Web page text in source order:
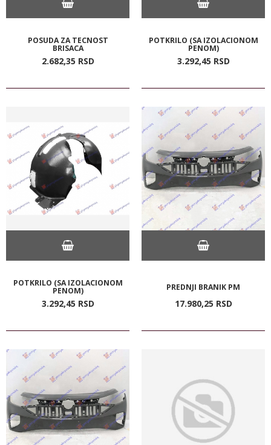
POSUDA ZA TECNOST
BRISACA
2.682,35 RSD
POTKRILO (SA IZOLACIONOM
PENOM)
3.292,45 RSD
POTKRILO (SA IZOLACIONOM
PENOM)
3.292,45 RSD
PREDNJI BRANIK PM
17.980,25 RSD